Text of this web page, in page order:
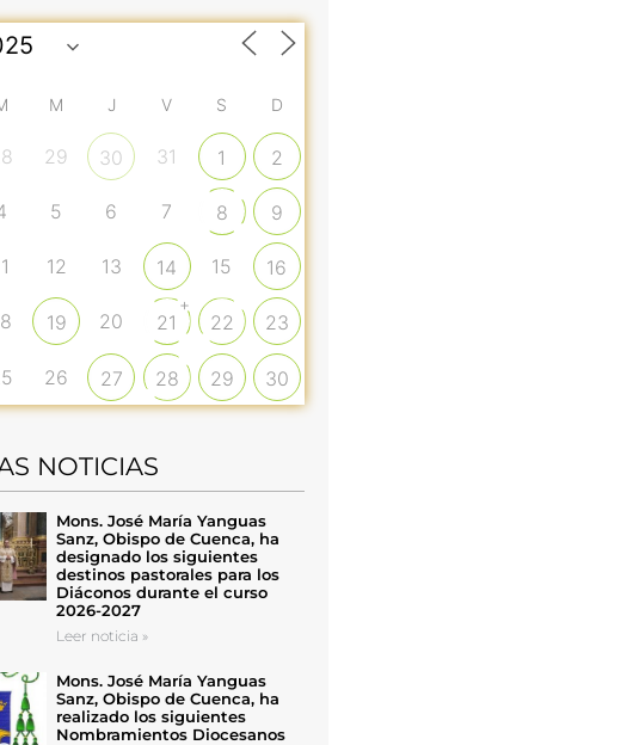
M J V S D
29 30 31 1 2
5 6 7 8 9
12 13 14 15 16
19 20 21
+
22 23
26 27 28 29 30
NOTICIAS
Mons. José María Yanguas
Sanz, Obispo de Cuenca, ha
designado los siguientes
destinos pastorales para los
Diáconos durante el curso
2026-2027
Leer noticia »
Mons. José María Yanguas
Sanz, Obispo de Cuenca, ha
realizado los siguientes
Nombramientos Diocesanos